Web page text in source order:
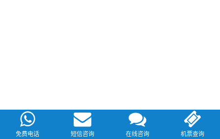
免费电话 短信咨询 在线咨询 机票查询